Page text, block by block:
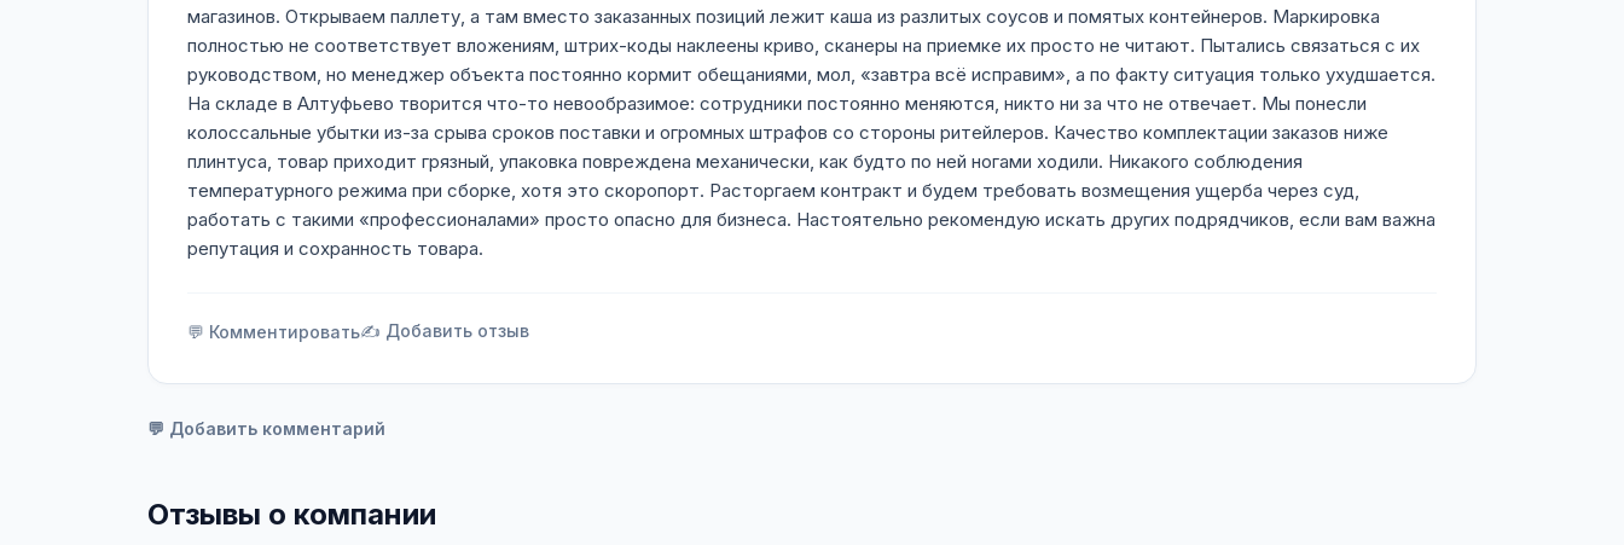
магазинов. Открываем паллету, а там вместо заказанных позиций лежит каша из разлитых соусов и помятых контейнеров. Маркировка
полностью не соответствует вложениям, штрих-коды наклеены криво, сканеры на приемке их просто не читают. Пытались связаться с их
руководством, но менеджер объекта постоянно кормит обещаниями, мол, «завтра всё исправим», а по факту ситуация только ухудшается.
На складе в Алтуфьево творится что-то невообразимое: сотрудники постоянно меняются, никто ни за что не отвечает. Мы понесли
колоссальные убытки из-за срыва сроков поставки и огромных штрафов со стороны ритейлеров. Качество комплектации заказов ниже
плинтуса, товар приходит грязный, упаковка повреждена механически, как будто по ней ногами ходили. Никакого соблюдения
температурного режима при сборке, хотя это скоропорт. Расторгаем контракт и будем требовать возмещения ущерба через суд,
работать с такими «профессионалами» просто опасно для бизнеса. Настоятельно рекомендую искать других подрядчиков, если вам важна
репутация и сохранность товара.
💬 Комментировать✍️ Добавить отзыв
💬 Добавить комментарий
Отзывы о компании